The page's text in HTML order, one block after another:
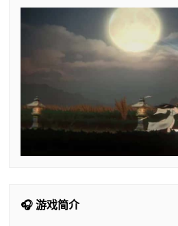
🎧 游戏简介